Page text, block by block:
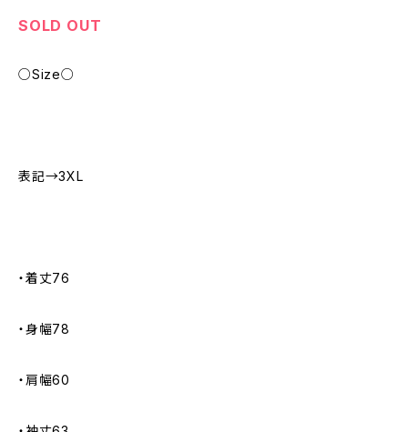
SOLD OUT
○Size○
表記→3XL
・着丈76
・身幅78
・肩幅60